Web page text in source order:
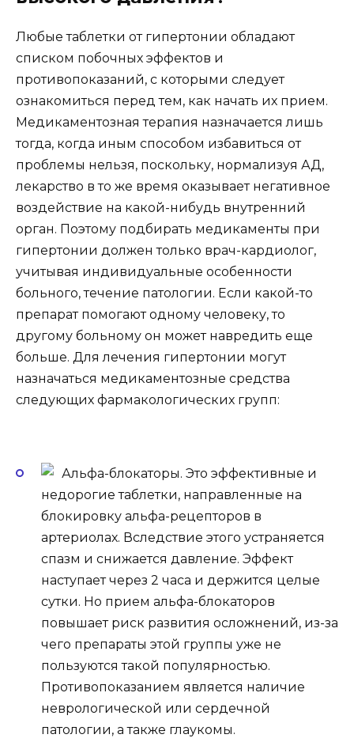
Любые таблетки от гипертонии обладают
списком побочных эффектов и
противопоказаний, с которыми следует
ознакомиться перед тем, как начать их прием.
Медикаментозная терапия назначается лишь
тогда, когда иным способом избавиться от
проблемы нельзя, поскольку, нормализуя АД,
лекарство в то же время оказывает негативное
воздействие на какой-нибудь внутренний
орган. Поэтому подбирать медикаменты при
гипертонии должен только врач-кардиолог,
учитывая индивидуальные особенности
больного, течение патологии. Если какой-то
препарат помогают одному человеку, то
другому больному он может навредить еще
больше. Для лечения гипертонии могут
назначаться медикаментозные средства
следующих фармакологических групп:
Альфа-блокаторы. Это эффективные и
недорогие таблетки, направленные на
блокировку альфа-рецепторов в
артериолах. Вследствие этого устраняется
спазм и снижается давление. Эффект
наступает через 2 часа и держится целые
сутки. Но прием альфа-блокаторов
повышает риск развития осложнений, из-за
чего препараты этой группы уже не
пользуются такой популярностью.
Противопоказанием является наличие
неврологической или сердечной
патологии, а также глаукомы.